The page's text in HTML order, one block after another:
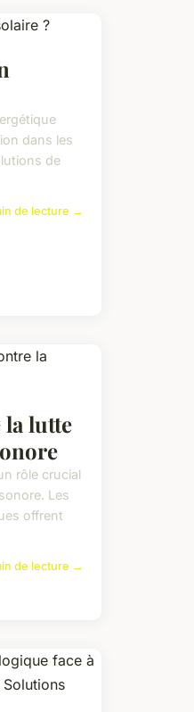
dans les
de
de lecture →
la lutte
rôle crucial
Les
offrent
de lecture →